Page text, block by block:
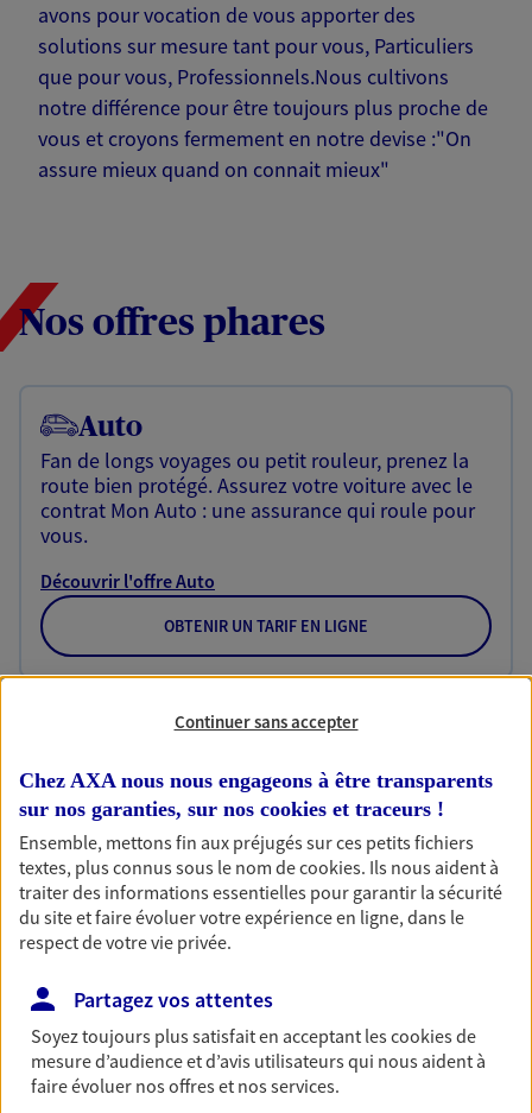
avons pour vocation de vous apporter des
solutions sur mesure tant pour vous, Particuliers
que pour vous, Professionnels.Nous cultivons
notre différence pour être toujours plus proche de
vous et croyons fermement en notre devise :"On
assure mieux quand on connait mieux"
Nos offres phares
Auto
Fan de longs voyages ou petit rouleur, prenez la
route bien protégé. Assurez votre voiture avec le
contrat Mon Auto : une assurance qui roule pour
vous.
Découvrir l'offre Auto
OBTENIR UN TARIF EN LIGNE
Habitation
contrat Ma Maison assure votre sérénité en
protégeant ce qui vous tient à coeur.
Découvrir l'offre Habitation
OBTENIR UN TARIF EN LIGNE
Garantie Accidents de la Vie
Bricoleuse, féru de jardinage, pâtissier en herbe
ou grande lectrice… personne n'est à l'abri d'un
accident du quotidien. Avec Ma Protection
Accident, protégez votre qualité de vie et vos
Continuer sans accepter
Chez AXA nous nous engageons à être transparents
sur nos garanties, sur nos cookies et traceurs !
Ensemble, mettons fin aux préjugés sur ces petits fichiers
textes, plus connus sous le nom decookies. Ils nous aident à
traiter des informations essentielles pour garantir la sécurité
du site et faire évoluer votre expérience en ligne, dans le
respect de votre vie privée.
Partagez vos attentes
Soyez toujours plus satisfait en acceptant lescookiesde
mesure d’audience et d’avis utilisateurs qui nous aident à
faire évoluer nos offres et nos services.